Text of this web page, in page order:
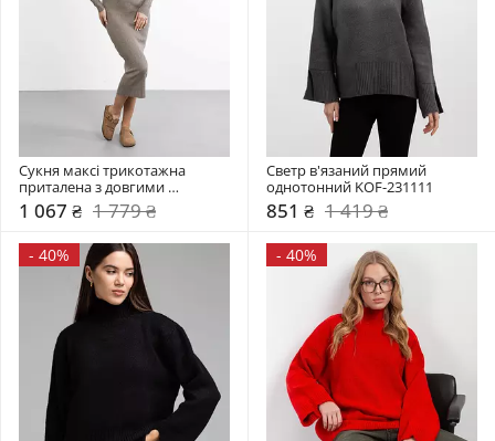
Сукня максі трикотажна
приталена з довгими
рукавами PLA-231035
1 067 ₴ 1 779 ₴
Светр в'язаний прямий
однотонний KOF-231111
851 ₴ 1 419 ₴
- 40% - 40%